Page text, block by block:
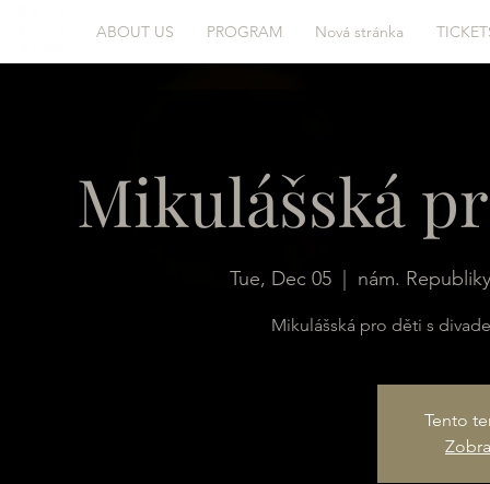
ABOUT US PROGRAM Nová stránka
Mikulášská
Tue, Dec 05 nám.
Mikulášská pro děti s
Tento